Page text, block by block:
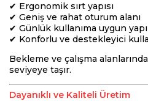
✔ Ergonomik sırt yapısı
✔ Geniş ve rahat oturum alanı
✔ Günlük kullanıma uygun yapı
✔ Konforlu ve destekleyici
Bekleme ve çalışma
seviyeye taşır.
Dayanıklı ve Kaliteli Üretim